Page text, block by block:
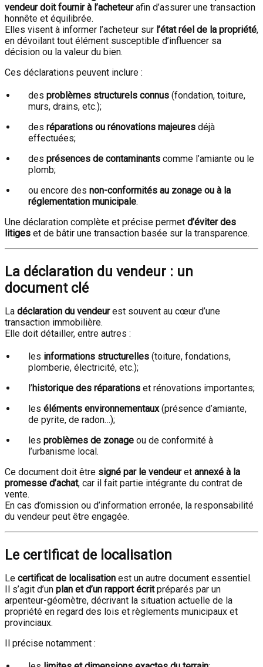
vendeur doit fournir à l’acheteurafin d’assurer une transaction
honnête et équilibrée.
Elles visent à informer l’acheteur sur l’état réel de la propriété,
en dévoilant tout élément susceptible d’influencer sa
décision ou la valeur du bien.
Ces déclarations peuvent inclure :
des problèmes structurels connus (fondation, toiture,
murs, drains, etc.);
des réparations ou rénovations majeures déjà
effectuées;
des présences de contaminants comme l’amiante ou le
plomb;
ou encore des non-conformités au zonage ou à la
réglementation municipale.
Une déclaration complète et précise permet d’éviter des
litiges et de bâtir une transaction basée sur la transparence.
La déclaration du vendeur : un
document clé
La déclaration du vendeurest souvent au cœur d’une
transaction immobilière.
Elle doit détailler, entre autres :
les informations structurelles (toiture, fondations,
plomberie, électricité, etc.);
l’historique des réparations et rénovations importantes;
les éléments environnementaux(présence d’amiante,
de pyrite, de radon…);
les problèmes de zonage ou de conformité à
l’urbanisme local.
Ce document doit être signé par le vendeuret annexé à la
promesse d’achat, car il fait partie intégrante du contrat de
vente.
En cas d’omission ou d’information erronée, la responsabilité
du vendeur peut être engagée.
Le certificat de localisation
Le certificat de localisation est un autre document essentiel.
Il s’agit d’un plan et d’un rapport écritpréparés par un
arpenteur-géomètre, décrivant la situation actuelle de la
propriété en regard des lois et règlements municipaux et
provinciaux.
Il précise notamment :